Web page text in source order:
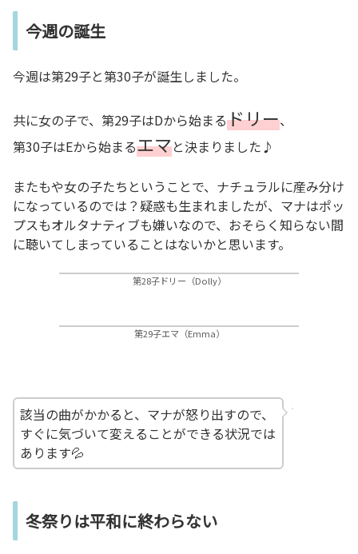
今週の誕生
今週は第29子と第30子が誕生しました。
共に女の子で、第29子はDから始まるドリー、
第30子はEから始まるエマと決まりました♪
またもや女の子たちということで、ナチュラルに産み分け
になっているのでは？疑惑も生まれましたが、マナはポッ
プスもオルタナティブも嫌いなので、おそらく知らない間
に聴いてしまっていることはないかと思います。
第28子ドリー（Dolly）
第29子エマ（Emma）
該当の曲がかかると、マナが怒り出すので、
すぐに気づいて変えることができる状況では
あります💦
冬祭りは平和に終わらない